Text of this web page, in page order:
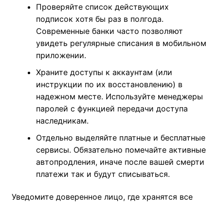
Проверяйте список действующих
подписок хотя бы раз в полгода.
Современные банки часто позволяют
увидеть регулярные списания в мобильном
приложении.
Храните доступы к аккаунтам (или
инструкции по их восстановлению) в
надежном месте. Используйте менеджеры
паролей с функцией передачи доступа
наследникам.
Отдельно выделяйте платные и бесплатные
сервисы. Обязательно помечайте активные
автопродления, иначе после вашей смерти
платежи так и будут списываться.
Уведомите доверенное лицо, где хранятся все